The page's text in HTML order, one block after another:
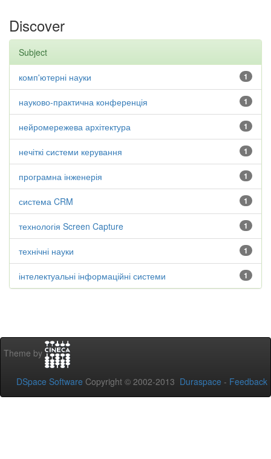
Discover
Subject
1
комп'ютерні науки
1
науково-практична конференція
1
нейромережева архітектура
1
нечіткі системи керування
1
програмна інженерія
1
система CRM
1
технологія Screen Capture
1
технічні науки
1
інтелектуальні інформаційні системи
Theme by
DSpace Software Copyright © 2002-2013 Duraspace - Feedback